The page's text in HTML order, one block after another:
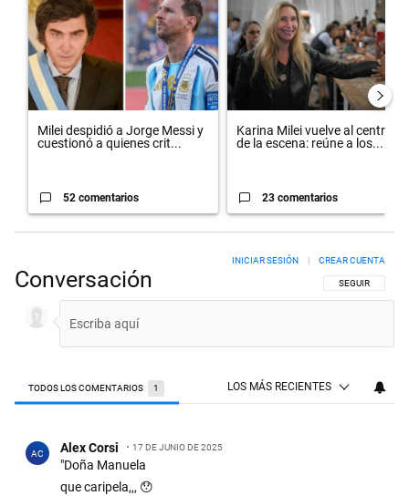
Milei despidió a Jorge Messi y
cuestionó a quienes crit...
52 comentarios
Karina Milei vuelve al centro
de la escena: reúne a los...
23 comentarios
Conversación SIGA ESTA
SEGUIR
INICIAR SESIÓN CREAR CUENTA
TODOS LOS COMENTARIOS 1 LOS MÁS RECIENTES
AC Alex Corsi 17 DE JUNIO DE 2025
"Doña Manuela
que caripela,,, 😯